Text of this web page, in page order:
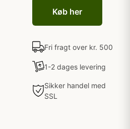
Køb her
Fri fragt over kr. 500
1-2 dages levering
Sikker handel med
SSL